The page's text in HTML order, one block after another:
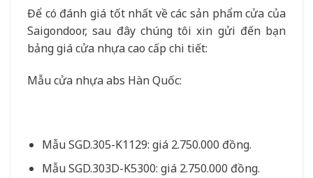
Để có đánh giá tốt nhất về các sản phẩm cửa của
Saigondoor, sau đây chúng tôi xin gửi đến bạn
bảng giá cửa nhựa cao cấp chi tiết:
Mẫu cửa nhựa abs Hàn Quốc:
Mẫu SGD.305-K1129: giá 2.750.000 đồng.
Mẫu SGD.303D-K5300: giá 2.750.000 đồng.